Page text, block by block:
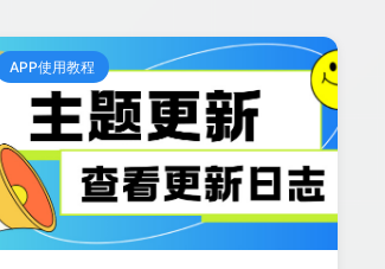
APP使用教程